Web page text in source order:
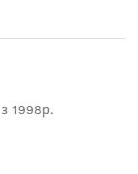
1998р.